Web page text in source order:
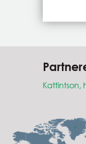
Kattintson,